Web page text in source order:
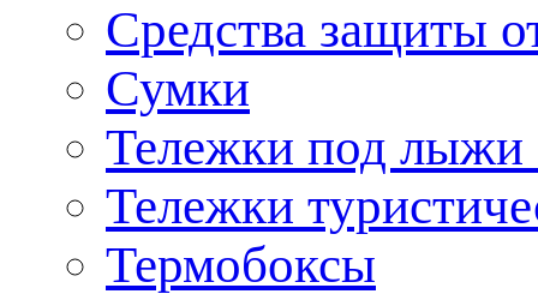
Средства защиты
Сумки
Тележки под лыжи
Тележки
Термобоксы